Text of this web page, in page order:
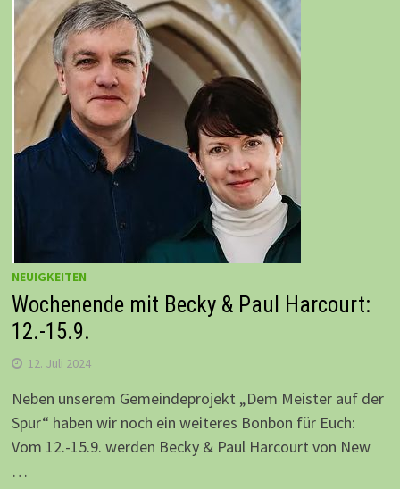
NEUIGKEITEN
Wochenende mit Becky & Paul Harcourt:
12.-15.9.
12. Juli 2024
Neben unserem Gemeindeprojekt „Dem Meister auf der
Spur“ haben wir noch ein weiteres Bonbon für Euch:
Vom 12.-15.9. werden Becky & Paul Harcourt von New
…